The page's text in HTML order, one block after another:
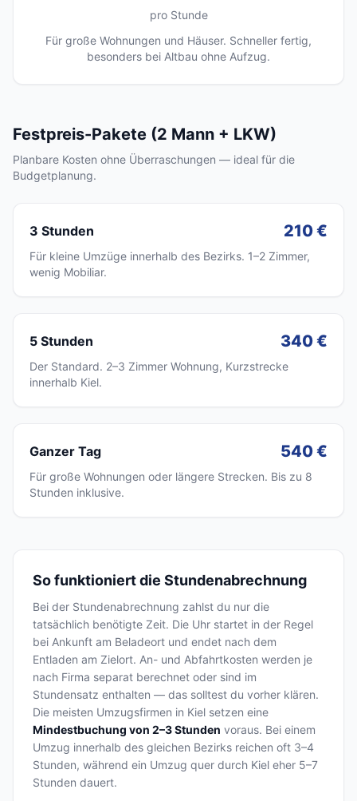
pro Stunde
Für große Wohnungen und Häuser. Schneller fertig,
besonders bei Altbau ohne Aufzug.
Festpreis-Pakete (2 Mann + LKW)
Planbare Kosten ohne Überraschungen — ideal für die
Budgetplanung.
3 Stunden 210 €
Für kleine Umzüge innerhalb des Bezirks. 1–2 Zimmer,
wenig Mobiliar.
5 Stunden 340 €
Der Standard. 2–3 Zimmer Wohnung, Kurzstrecke
innerhalb Kiel.
Ganzer Tag 540 €
Für große Wohnungen oder längere Strecken. Bis zu 8
Stunden inklusive.
So funktioniert die Stundenabrechnung
Bei der Stundenabrechnung zahlst du nur die
tatsächlich benötigte Zeit. Die Uhr startet in der Regel
bei Ankunft am Beladeort und endet nach dem
Entladen am Zielort. An- und Abfahrtkosten werden je
nach Firma separat berechnet oder sind im
Stundensatz enthalten — das solltest du vorher klären.
Die meisten Umzugsfirmen in Kiel setzen eine
Mindestbuchung von 2–3 Stunden voraus. Bei einem
Umzug innerhalb des gleichen Bezirks reichen oft 3–4
Stunden, während ein Umzug quer durch Kiel eher 5–7
Stunden dauert.